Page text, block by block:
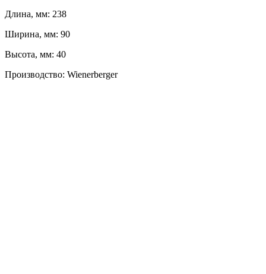
Длина, мм: 238
Ширина, мм: 90
Высота, мм: 40
Производство: Wienerberger